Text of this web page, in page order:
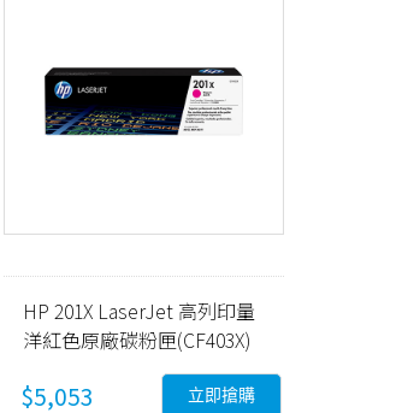
HP 201X LaserJet 高列印量
洋紅色原廠碳粉匣(CF403X)
$5,053 立即搶購